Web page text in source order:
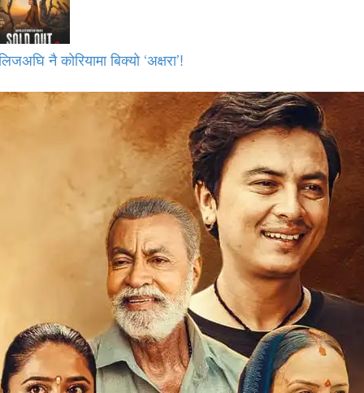
नै कोरियामा बिक्यो ‘अक्षरा’!